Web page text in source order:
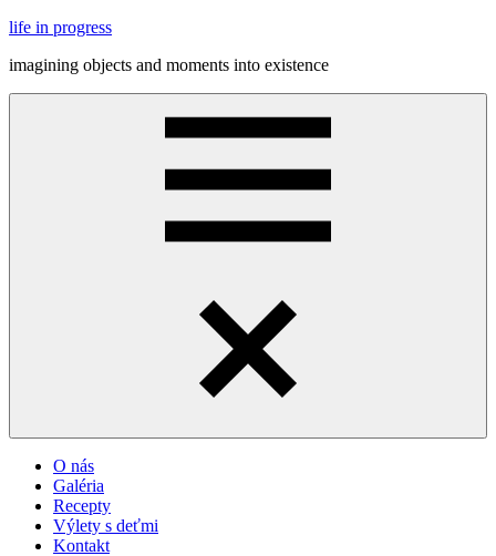
Skip
content
life in progress
imagining objects and moments into existence
O nás
Galéria
Recepty
Výlety s deťmi
Kontakt